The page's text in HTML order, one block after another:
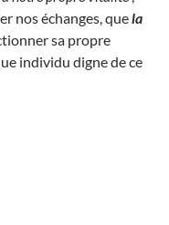
nos échanges, quela
sa propre
individu digne de ce